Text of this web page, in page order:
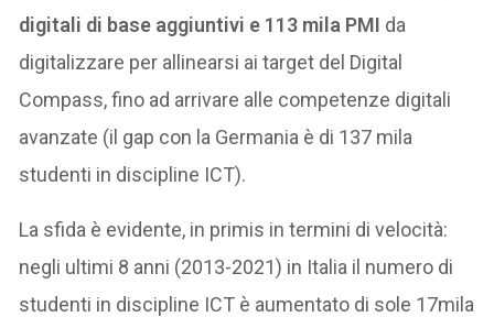
digitali di base aggiuntivi e 113 mila PMI da
digitalizzare per allinearsi ai target del Digital
Compass, fino ad arrivare alle competenze digitali
avanzate (il gap con la Germania è di 137 mila
studenti in discipline ICT).
La sfida è evidente, in primis in termini di velocità:
negli ultimi 8 anni (2013-2021) in Italia il numero di
studenti in discipline ICT è aumentato di sole 17mila